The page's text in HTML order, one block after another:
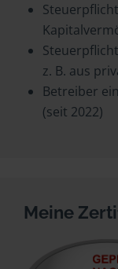
z. B. aus
Betreiber
(seit 2022)
Meine